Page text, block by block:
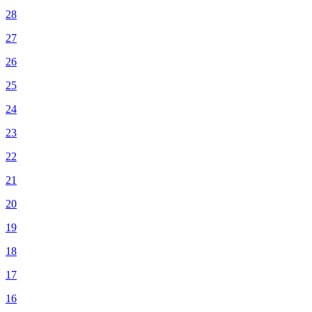
28
27
26
25
24
23
22
21
20
19
18
17
16